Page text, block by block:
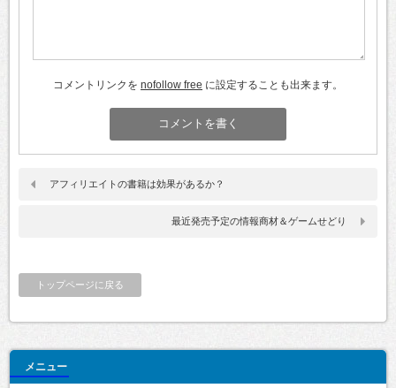
コメントリンクを nofollow free に設定することも出来ます。
アフィリエイトの書籍は効果があるか？
最近発売予定の情報商材＆ゲームせどり
トップページに戻る
メニュー